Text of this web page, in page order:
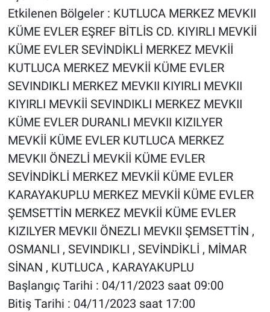
Etkilenen Bölgeler : KUTLUCA MERKEZ MEVKII
KÜME EVLER EŞREF BİTLİS CD. KIYIRLI MEVKİİ
KÜME EVLER SEVİNDİKLİ MERKEZ MEVKİİ
KUTLUCA MERKEZ MEVKİİ KÜME EVLER
SEVINDIKLI MERKEZ MEVKII KIYIRLI MEVKII
KIYIRLI MEVKİİ SEVINDIKLI MERKEZ MEVKII
KÜME EVLER DURANLI MEVKII KIZILYER
MEVKİİ KÜME EVLER KUTLUCA MERKEZ
MEVKII ÖNEZLİ MEVKİİ KÜME EVLER
SEVİNDİKLİ MERKEZ MEVKİİ KÜME EVLER
KARAYAKUPLU MERKEZ MEVKİİ KÜME EVLER
ŞEMSETTİN MERKEZ MEVKİİ KÜME EVLER
KIZILYER MEVKII ÖNEZLI MEVKII ŞEMSETTİN ,
OSMANLI , SEVINDIKLI , SEVİNDİKLİ , MİMAR
SİNAN , KUTLUCA , KARAYAKUPLU
Başlangıç Tarihi : 04/11/2023 saat 09:00
Bitiş Tarihi : 04/11/2023 saat 17:00